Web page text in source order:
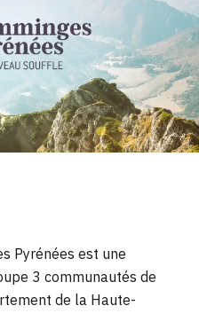
Pyrénées est une
3 communautés de
de la Haute-